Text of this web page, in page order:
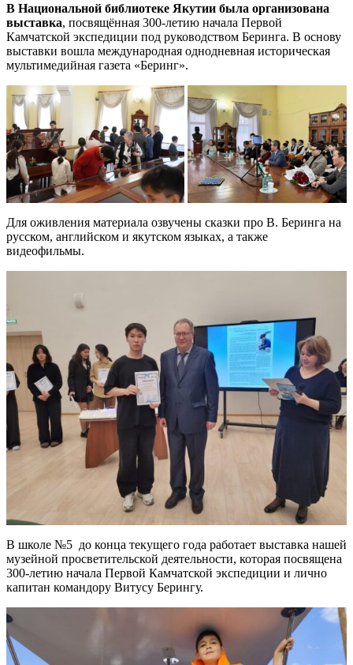
В Национальной библиотеке Якутии была организована
выставка, посвящённая 300-летию начала Первой
Камчатской экспедиции под руководством Беринга. В основу
выставки вошла международная однодневная историческая
мультимедийная газета «Беринг».
Для оживления материала озвучены сказки про В. Беринга на
русском, английском и якутском языках, а также
видеофильмы.
В школе №5 до конца текущего года работает выставка нашей
музейной просветительской деятельности, которая посвящена
300-летию начала Первой Камчатской экспедиции и лично
капитан командору Витусу Берингу.